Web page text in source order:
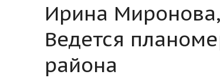
Ирина
Ведется
района